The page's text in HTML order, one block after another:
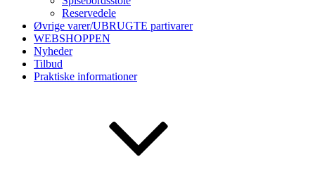
Reservedele
Øvrige varer/UBRUGTE partivarer
WEBSHOPPEN
Nyheder
Tilbud
Praktiske informationer